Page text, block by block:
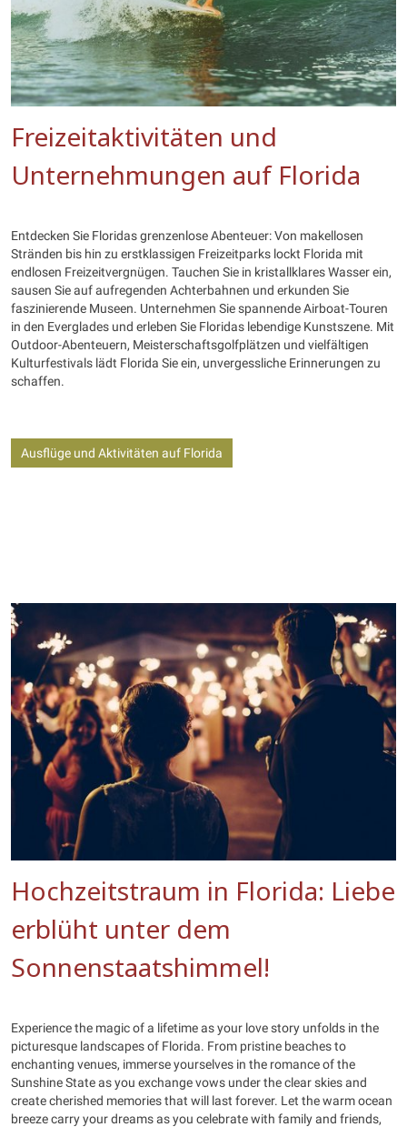
Freizeitaktivitäten und
Unternehmungen auf Florida
Entdecken Sie Floridas grenzenlose Abenteuer: Von makellosen
Stränden bis hin zu erstklassigen Freizeitparks lockt Florida mit
endlosen Freizeitvergnügen. Tauchen Sie in kristallklares Wasser ein,
sausen Sie auf aufregenden Achterbahnen und erkunden Sie
faszinierende Museen. Unternehmen Sie spannende Airboat-Touren
in den Everglades und erleben Sie Floridas lebendige Kunstszene. Mit
Outdoor-Abenteuern, Meisterschaftsgolfplätzen und vielfältigen
Kulturfestivals lädt Florida Sie ein, unvergessliche Erinnerungen zu
schaffen.
Ausflüge und Aktivitäten auf Florida
Hochzeitstraum in Florida: Liebe
erblüht unter dem
Sonnenstaatshimmel!
Experience the magic of a lifetime as your love story unfolds in the
picturesque landscapes of Florida. From pristine beaches to
enchanting venues, immerse yourselves in the romance of the
Sunshine State as you exchange vows under the clear skies and
create cherished memories that will last forever. Let the warm ocean
breeze carry your dreams as you celebrate with family and friends,